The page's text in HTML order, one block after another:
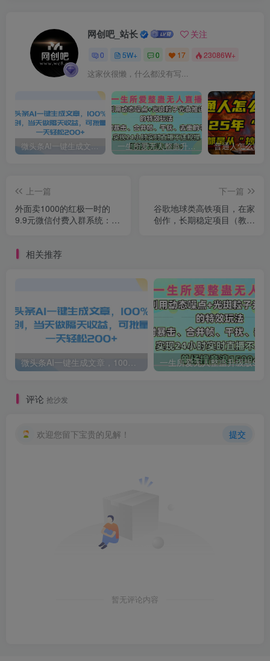
网创吧_站长 关注
0 5W+ 0 17 23086W+
这家伙很懒，什么都没有写...
微头条AI一键生成文章，100%过原创，当天做隔天收益，可批量，一天轻松200+ 一生所爱无人整蛊升级版9.0，利用动态噪点+光斑粒子光条推进的特效玩法，内附暴击、合并帧、干扰、去重的手法，实现24小时实时直播不违规操，单场日入1500+，小白也能无脑驾驭
上一篇
外面卖1000的红极一时的
9.9元微信付费入群系统：小
下一篇
谷歌地球类高铁项目，在家
创作，长期稳定项目（教程
相关推荐
评论 抢沙发
欢迎您留下宝贵的见解！ 提交
暂无评论内容